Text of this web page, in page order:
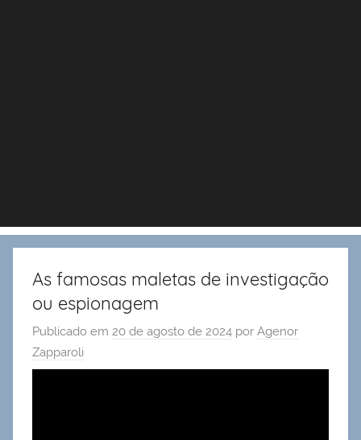
As famosas maletas de investigação
ou espionagem
Publicado em 20 de agosto de 2024 por Agenor
Zapparoli